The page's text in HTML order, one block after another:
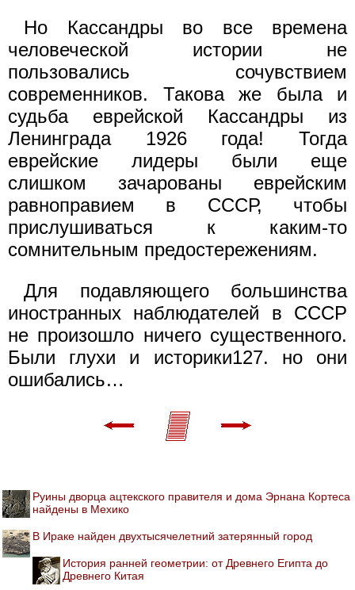
Но Кассандры во все времена
человеческой истории не
пользовались сочувствием
современников. Такова же была и
судьба еврейской Кассандры из
Ленинграда 1926 года! Тогда
еврейские лидеры были еще
слишком зачарованы еврейским
равноправием в СССР, чтобы
прислушиваться к каким-то
сомнительным предостережениям.
Для подавляющего большинства
иностранных наблюдателей в СССР
не произошло ничего существенного.
Были глухи и историки127. но они
ошибались…
Руины дворца ацтекского правителя и дома Эрнана Кортеса
найдены в Мехико
В Ираке найден двухтысячелетний затерянный город
История ранней геометрии: от Древнего Египта до
Древнего Китая